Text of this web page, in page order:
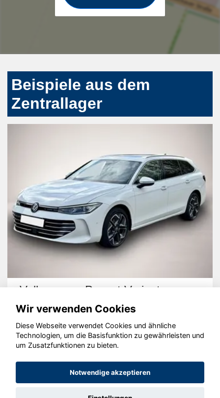
Beispiele aus dem
Zentrallager
Volkswagen Passat Variant
© konjunkturmotor.de GmbH 2020 - 2026
Wir verwenden Cookies
Diese Webseite verwendet Cookies und ähnliche
Technologien, um die Basisfunktion zu gewährleisten und
um Zusatzfunktionen zu bieten.
Notwendige akzeptieren